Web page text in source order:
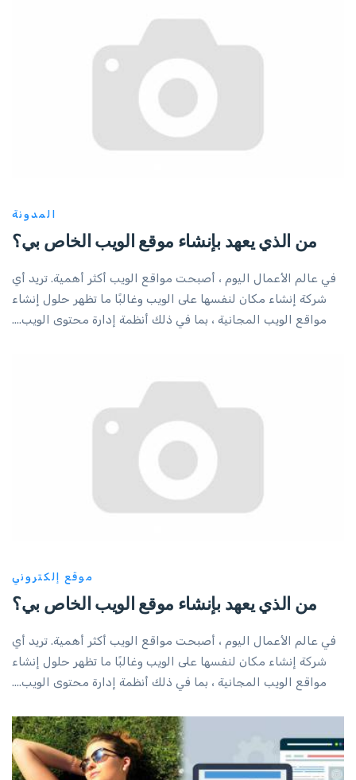
المدونة
من الذي يعهد بإنشاء موقع الويب الخاص بي؟
في عالم الأعمال اليوم ، أصبحت مواقع الويب أكثر أهمية. تريد أي
شركة إنشاء مكان لنفسها على الويب وغالبًا ما تظهر حلول إنشاء
مواقع الويب المجانية ، بما في ذلك أنظمة إدارة محتوى الويب....
موقع إلكتروني
من الذي يعهد بإنشاء موقع الويب الخاص بي؟
في عالم الأعمال اليوم ، أصبحت مواقع الويب أكثر أهمية. تريد أي
شركة إنشاء مكان لنفسها على الويب وغالبًا ما تظهر حلول إنشاء
مواقع الويب المجانية ، بما في ذلك أنظمة إدارة محتوى الويب....